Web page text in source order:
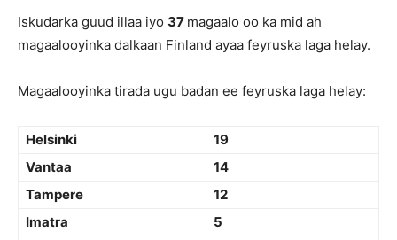
Iskudarka guud illaa iyo 37 magaalo oo ka mid ah
magaalooyinka dalkaan Finland ayaa feyruska laga helay.
Magaalooyinka tirada ugu badan ee feyruska laga helay:
Helsinki
19
Vantaa
14
Tampere
12
Imatra
5